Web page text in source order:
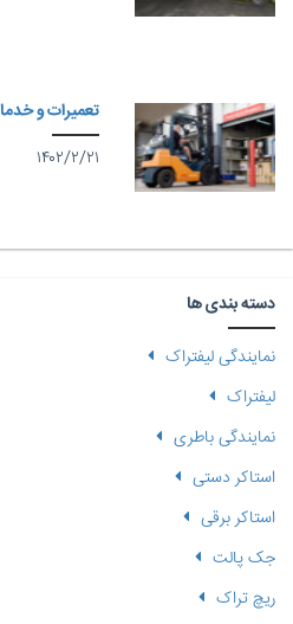
تعمیرات و
۱۴۰۲/۲/۲۱
دسته بندی ها
نمایندگی لیفتراک
لیفتراک
نمایندگی باطری
استاکر دستی
استاکر برقی
جک پالت
ریچ تراک